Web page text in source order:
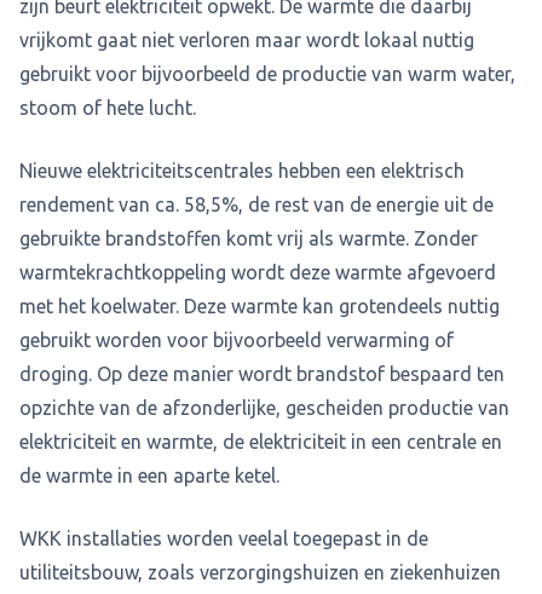
zijn beurt elektriciteit opwekt. De warmte die daarbij
vrijkomt gaat niet verloren maar wordt lokaal nuttig
gebruikt voor bijvoorbeeld de productie van warm water,
stoom of hete lucht.
Nieuwe elektriciteitscentrales hebben een elektrisch
rendement van ca. 58,5%, de rest van de energie uit de
gebruikte brandstoffen komt vrij als warmte. Zonder
warmtekrachtkoppeling wordt deze warmte afgevoerd
met het koelwater. Deze warmte kan grotendeels nuttig
gebruikt worden voor bijvoorbeeld verwarming of
droging. Op deze manier wordt brandstof bespaard ten
opzichte van de afzonderlijke, gescheiden productie van
elektriciteit en warmte, de elektriciteit in een centrale en
de warmte in een aparte ketel.
WKK installaties worden veelal toegepast in de
utiliteitsbouw, zoals verzorgingshuizen en ziekenhuizen